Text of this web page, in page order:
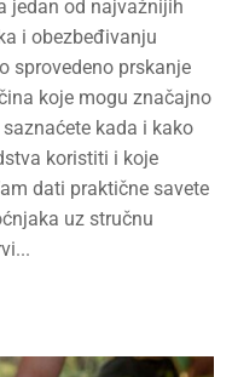
jedan od najvažnijih
i obezbeđivanju
sprovedeno prskanje
koje mogu značajno
kada i kako
koristiti i koje
dati praktične savete
uz stručnu